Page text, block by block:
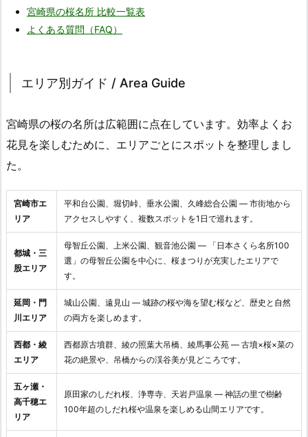
宮崎県の桜名所 比較一覧表
よくある質問（FAQ）
エリア別ガイド / Area Guide
宮崎県の桜の名所は広範囲に点在しています。効率よくお
花見を楽しむために、エリアごとにスポットを整理しまし
た。
宮崎市エ
リア
平和台公園、堀切峠、垂水公園、久峰総合公園 ― 市街地から
アクセスしやすく、複数スポットを1日で巡れます。
都城・三
股エリア
母智丘公園、上米公園、観音池公園 ― 「日本さくら名所100
選」の母智丘公園を中心に、桜まつりが充実したエリアで
す。
延岡・門
川エリア
城山公園、遠見山 ― 城跡の桜や海を望む桜など、歴史と自然
の両方を楽しめます。
西都・綾
エリア
西都原古墳群、綾の照葉大吊橋、綾馬事公苑 ― 古墳×桜×菜の
花の絶景や、吊橋からの渓谷美が見どころです。
五ヶ瀬・
高千穂エ
リア
原田家のしだれ桜、浄専寺、天岩戸温泉 ― 神話の里で樹齢
100年超のしだれ桜や温泉を楽しめる山間エリアです。